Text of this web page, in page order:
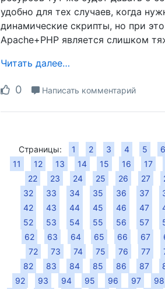
удобно для тех случаев, когда
динамические скрипты, но при
Apache+PHP является слишком
Читать далее…
0 Написать комментарий
Страницы: 1 2 3 4 5
6
11
12 13 14 15 16
17
22
23 24 25 26 27
32
33 34 35 36 37
42
43 44 45 46 47
52
53 54 55 56 57
62
63 64 65 66 67
72
73 74 75 76 77
82
83 84 85 86 87
92
93 94 95 96 97
98